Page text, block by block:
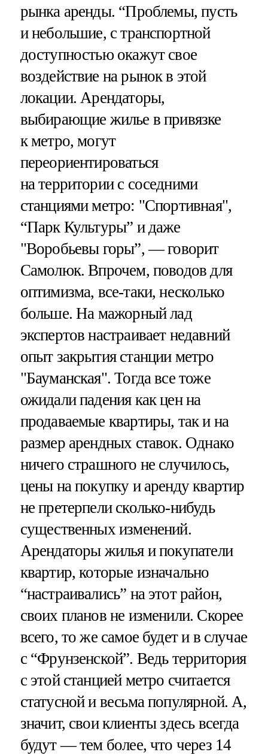
рынка аренды. “Проблемы, пусть
и небольшие, с транспортной
доступностью окажут свое
воздействие на рынок в этой
локации. Арендаторы,
выбирающие жилье в привязке
к метро, могут
переориентироваться
на территории с соседними
станциями метро: "Спортивная",
“Парк Культуры” и даже
"Воробьевы горы”, — говорит
Самолюк. Впрочем, поводов для
оптимизма, все-таки, несколько
больше. На мажорный лад
экспертов настраивает недавний
опыт закрытия станции метро
"Бауманская". Тогда все тоже
ожидали падения как цен на
продаваемые квартиры, так и на
размер арендных ставок. Однако
ничего страшного не случилось,
цены на покупку и аренду квартир
не претерпели сколько-нибудь
существенных изменений.
Арендаторы жилья и покупатели
квартир, которые изначально
“настраивались” на этот район,
своих планов не изменили. Скорее
всего, то же самое будет и в случае
с “Фрунзенской”. Ведь территория
с этой станцией метро считается
статусной и весьма популярной. А,
значит, свои клиенты здесь всегда
будут — тем более, что через 14